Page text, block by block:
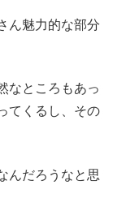
ん魅力的な部分
なところもあっ
てくるし、その
んだろうなと思